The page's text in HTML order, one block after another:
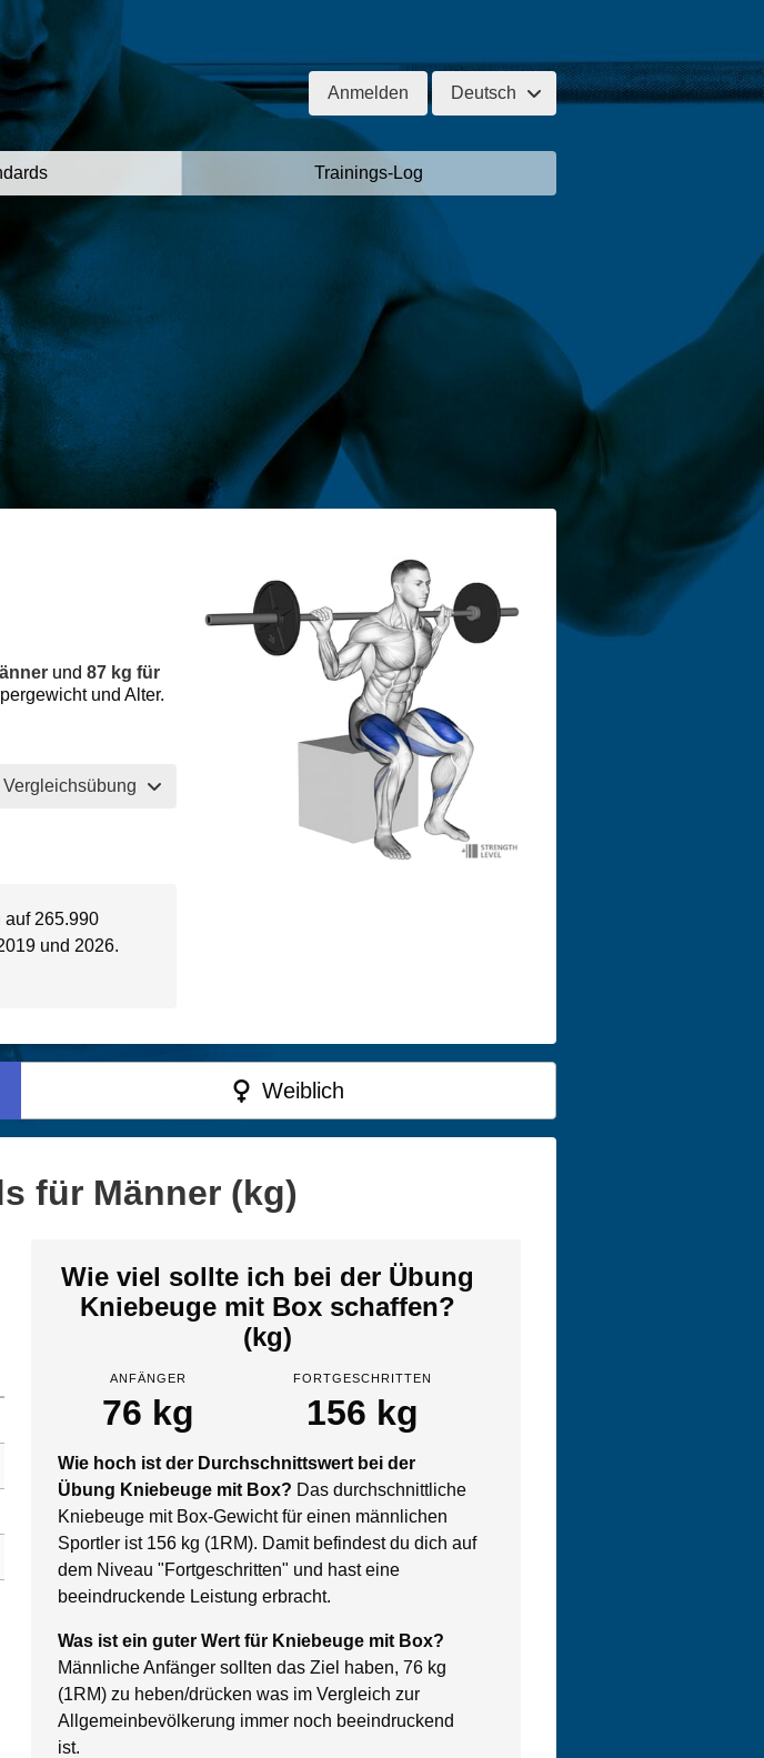
Anmelden Deutsch
Trainings-Log
und 87 kg für
und Alter.
Vergleichsübung
auf 265.990
und 2026.
Weiblich
für Männer (kg)
Wie viel sollte ich bei der Übung
Kniebeuge mit Box schaffen?
(kg)
ANFÄNGER
76 kg
FORTGESCHRITTEN
156 kg
Wie hoch ist der Durchschnittswert bei der
Übung Kniebeuge mit Box? Das durchschnittliche
Kniebeuge mit Box-Gewicht für einen männlichen
Sportler ist 156 kg (1RM). Damit befindest du dich auf
dem Niveau "Fortgeschritten" und hast eine
beeindruckende Leistung erbracht.
Was ist ein guter Wert für Kniebeuge mit Box?
Männliche Anfänger sollten das Ziel haben, 76 kg
(1RM) zu heben/drücken was im Vergleich zur
Allgemeinbevölkerung immer noch beeindruckend
ist.